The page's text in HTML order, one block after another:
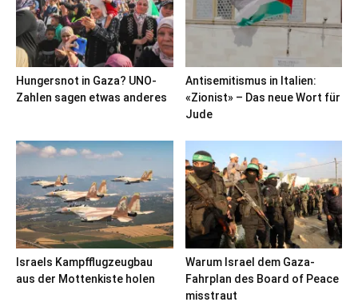
Hungersnot in Gaza? UNO-
Zahlen sagen etwas anderes
Antisemitismus in Italien:
«Zionist» – Das neue Wort für
Jude
Israels Kampfflugzeugbau
aus der Mottenkiste holen
Warum Israel dem Gaza-
Fahrplan des Board of Peace
misstraut